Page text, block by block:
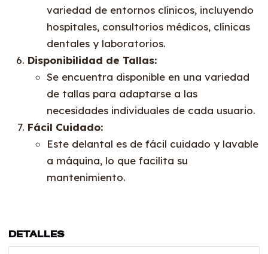
variedad de entornos clínicos, incluyendo
hospitales, consultorios médicos, clínicas
dentales y laboratorios.
Disponibilidad de Tallas:
Se encuentra disponible en una variedad
de tallas para adaptarse a las
necesidades individuales de cada usuario.
Fácil Cuidado:
Este delantal es de fácil cuidado y lavable
a máquina, lo que facilita su
mantenimiento.
DETALLES